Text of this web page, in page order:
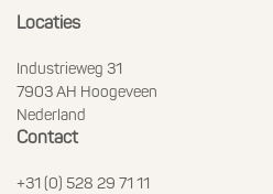
Locaties
Industrieweg 31
7903 AH Hoogeveen
Nederland
Contact
+31 (0) 528 29 71 11